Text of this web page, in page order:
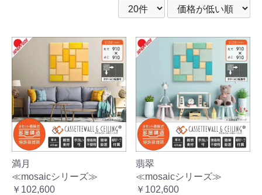
満月
≪mosaicシリーズ≫
￥102,600
翡翠
≪mosaicシリーズ≫
￥102,600